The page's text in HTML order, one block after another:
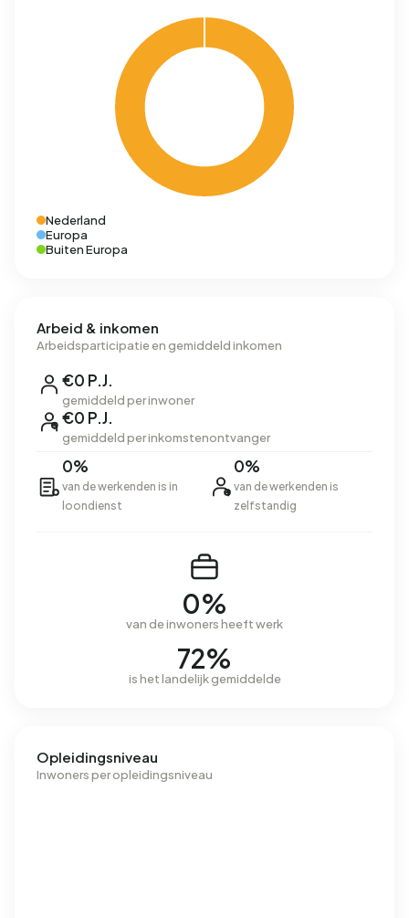
Nederland
Europa
Buiten Europa
Arbeid & inkomen
Arbeidsparticipatie en gemiddeld inkomen
€0 P.J.
gemiddeld per inwoner
€0 P.J.
gemiddeld per inkomstenontvanger
0%
van de werkenden is in
loondienst
0%
van de werkenden is
zelfstandig
0%
van de inwoners heeft werk
72%
is het landelijk gemiddelde
Opleidingsniveau
Inwoners per opleidingsniveau